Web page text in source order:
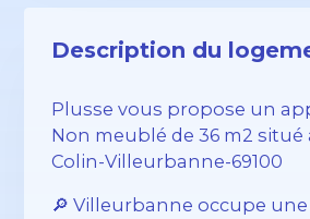
Description du
Plusse vous propose un
Non meublé de 36 m2 situé
Colin-Villeurbanne-69100
🔎 Villeurbanne occupe